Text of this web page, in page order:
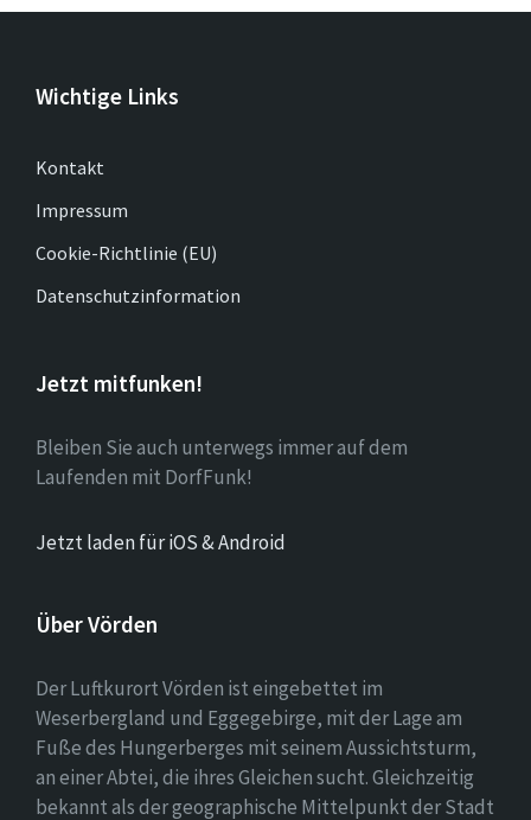
Wichtige Links
Kontakt
Impressum
Cookie-Richtlinie (EU)
Datenschutzinformation
Jetzt mitfunken!
Bleiben Sie auch unterwegs immer auf dem
Laufenden mit DorfFunk!
Jetzt laden für iOS & Android
Über Vörden
Der Luftkurort Vörden ist eingebettet im
Weserbergland und Eggegebirge, mit der Lage am
Fuße des Hungerberges mit seinem Aussichtsturm,
an einer Abtei, die ihres Gleichen sucht. Gleichzeitig
bekannt als der geographische Mittelpunkt der Stadt